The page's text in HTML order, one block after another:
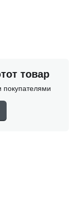
товар
покупателями